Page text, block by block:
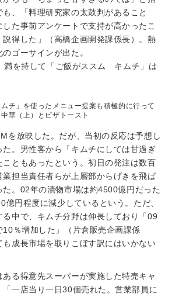
、「料理研究家の太鼓判があること
た事前アンケートで支持が高かったこ
説得した」（高橋企画開発課係長）。熱
ゴーサインが出た。
満を持して「ご飯がススム キムチ」は
チ」を使ったメニュー提案も積極的に行って
華（上）とピザトースト
を放映した。だが、当初の反応は予想し
た。男性客から「キムチにしては甘過ぎ
こともあったという。初日の発注は数百
業担当責任者らが上層部からげきを飛ば
た。02年の漬物市場は約4500億円だった
億円程度に減少しているという。ただ、
る中で、キムチ分野は伸長しており「09
10％増加した」（片倉販売企画課係
も成長市場を取りこぼす訳にはいかない
る得意先スーパーが実施した特売キャ
「一店当り一日30個売れた。営業部員に